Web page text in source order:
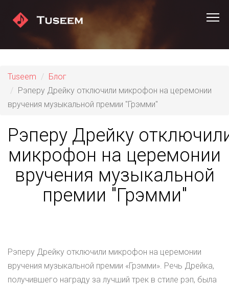
Tuseem
Блог
Рэперу Дрейку отключили микрофон на церемонии
вручения музыкальной премии "Грэмми"
Рэперу Дрейку
микрофон на церемонии
вручения музыкальной
премии "Грэмми"
Рэперу Дрейку отключили микрофон на церемонии
вручения музыкальной премии «Грэмми». Речь Дрейка,
получившего награду за лучший трек в стиле рэп, была